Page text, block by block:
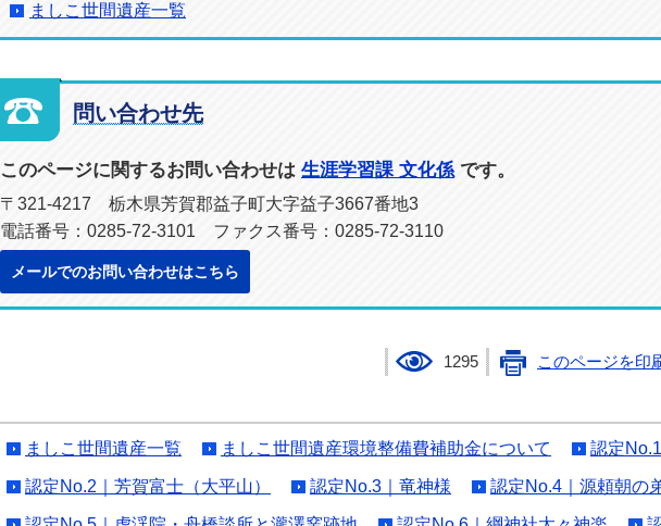
ましこ世間遺産一覧
問い合わせ先
このページに関するお問い合わせは 生涯学習課 文化係 です。
〒321-4217 栃木県芳賀郡益子町大字益子3667番地3
電話番号：0285-72-3101 ファクス番号：0285-72-3110
メールでのお問い合わせはこちら
1295 このページを印
ましこ世間遺産一覧 ましこ世間遺産環境整備費補助金について 認定
認定No.2｜芳賀富士（大平山） 認定No.3｜竜神様 認定No.4｜源頼朝の